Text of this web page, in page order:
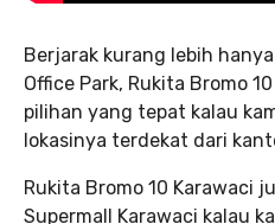
Berjarak kurang lebih
Office Park, Rukita Bromo
pilihan yang tepat kalau
lokasinya terdekat dari
Rukita Bromo 10 Karawaci
Supermall Karawaci kalau